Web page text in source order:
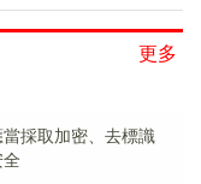
更多
採取加密、去標識